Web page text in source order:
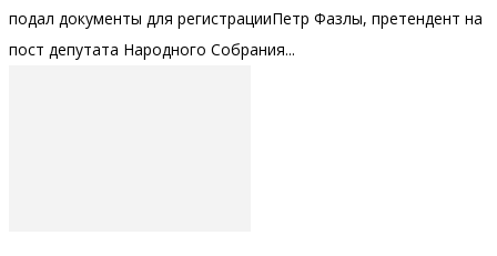
подал документы для регистрацииПетр Фазлы, претендент на
пост депутата Народного Собрания...